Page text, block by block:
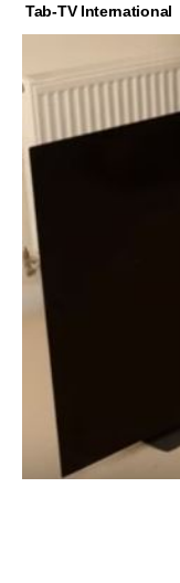
Tab-TV International